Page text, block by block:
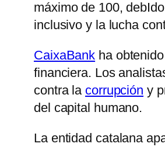
máximo de 100,
inclusivo y la lucha
CaixaBank ha
financiera. Los
contra la corrupción y
del capital humano.
La entidad catalana